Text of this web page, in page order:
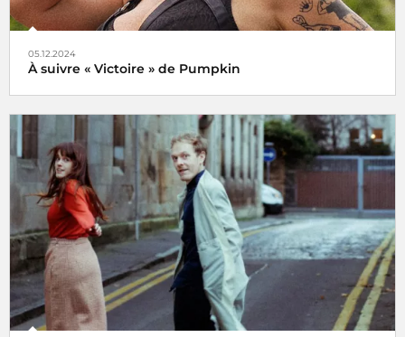
05.12.2024
À suivre « Victoire » de Pumpkin
Veni, vidi, vici !